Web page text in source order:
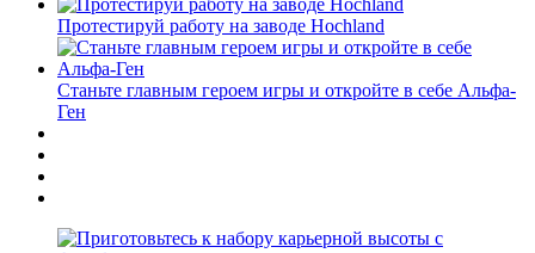
Протестируй работу на заводе Hochland
Станьте главным героем игры и откройте в себе Альфа-
Ген